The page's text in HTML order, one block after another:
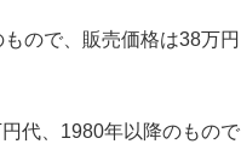
ので、販売価格は38万円
代、1980年以降のもので